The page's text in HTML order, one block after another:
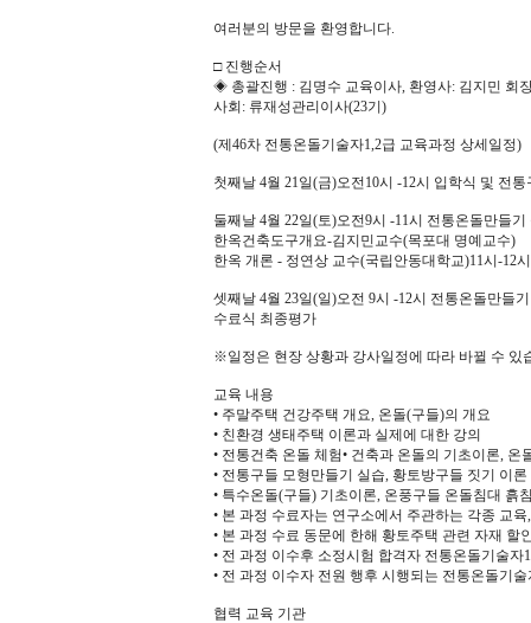
여러분의 방문을 환영합니다.
□ 진행순서
◈ 총괄진행 : 김명수 교육이사, 환영사: 김지민 회
사회: 류재성관리이사(23기)
(제46차 전통온돌기술자1,2급 교육과정 상세일정)
첫째날 4월 21일(금)오전10시 -12시 입학식 및 전
둘째날 4월 22일(토)오전9시 -11시 전통온돌만들
한옥건축도구개요-김지민교수(목포대 명예교수)
한옥 개론 - 정연상 교수(국립안동대학교)11시-12
셋째날 4월 23일(일)오전 9시 -12시 전통온돌만들
수료식 최종평가
※일정은 현장 상황과 강사일정에 따라 바뀔 수 있
교육 내용
• 주말주택 건강주택 개요, 온돌(구들)의 개요
• 친환경 생태주택 이론과 실제에 대한 강의
• 전통건축 온돌 체험• 건축과 온돌의 기초이론, 온
• 전통구들 모형만들기 실습, 황토방구들 짓기 이론
• 특수온돌(구들) 기초이론, 온풍구들 온돌침대 흙
• 본 과정 수료자는 연구소에서 주관하는 각종 교
• 본 과정 수료 동문에 한해 황토주택 관련 자재
• 전 과정 이수후 소정시험 합격자 전통온돌기술자
• 전 과정 이수자 전원 행후 시행되는 전통온돌기
협력 교육 기관